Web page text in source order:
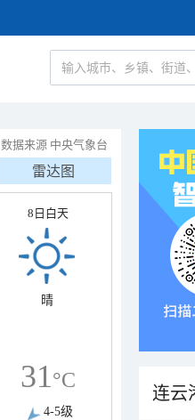
数据来源 中央气象台
雷达图
8日白天
晴
31°C
4-5级
连云